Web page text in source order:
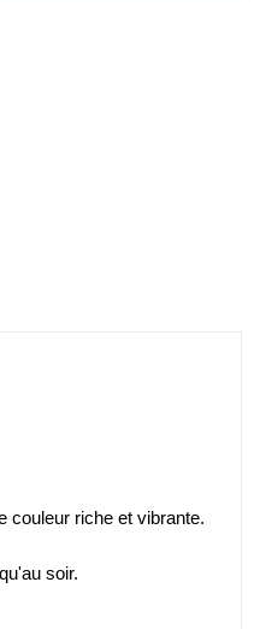
couleur riche et vibrante.
soir.